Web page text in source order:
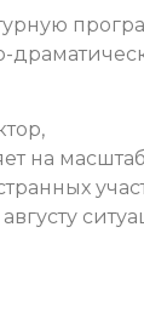
на
августу